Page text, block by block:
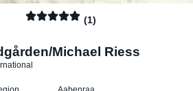
(1)
Michael Riess